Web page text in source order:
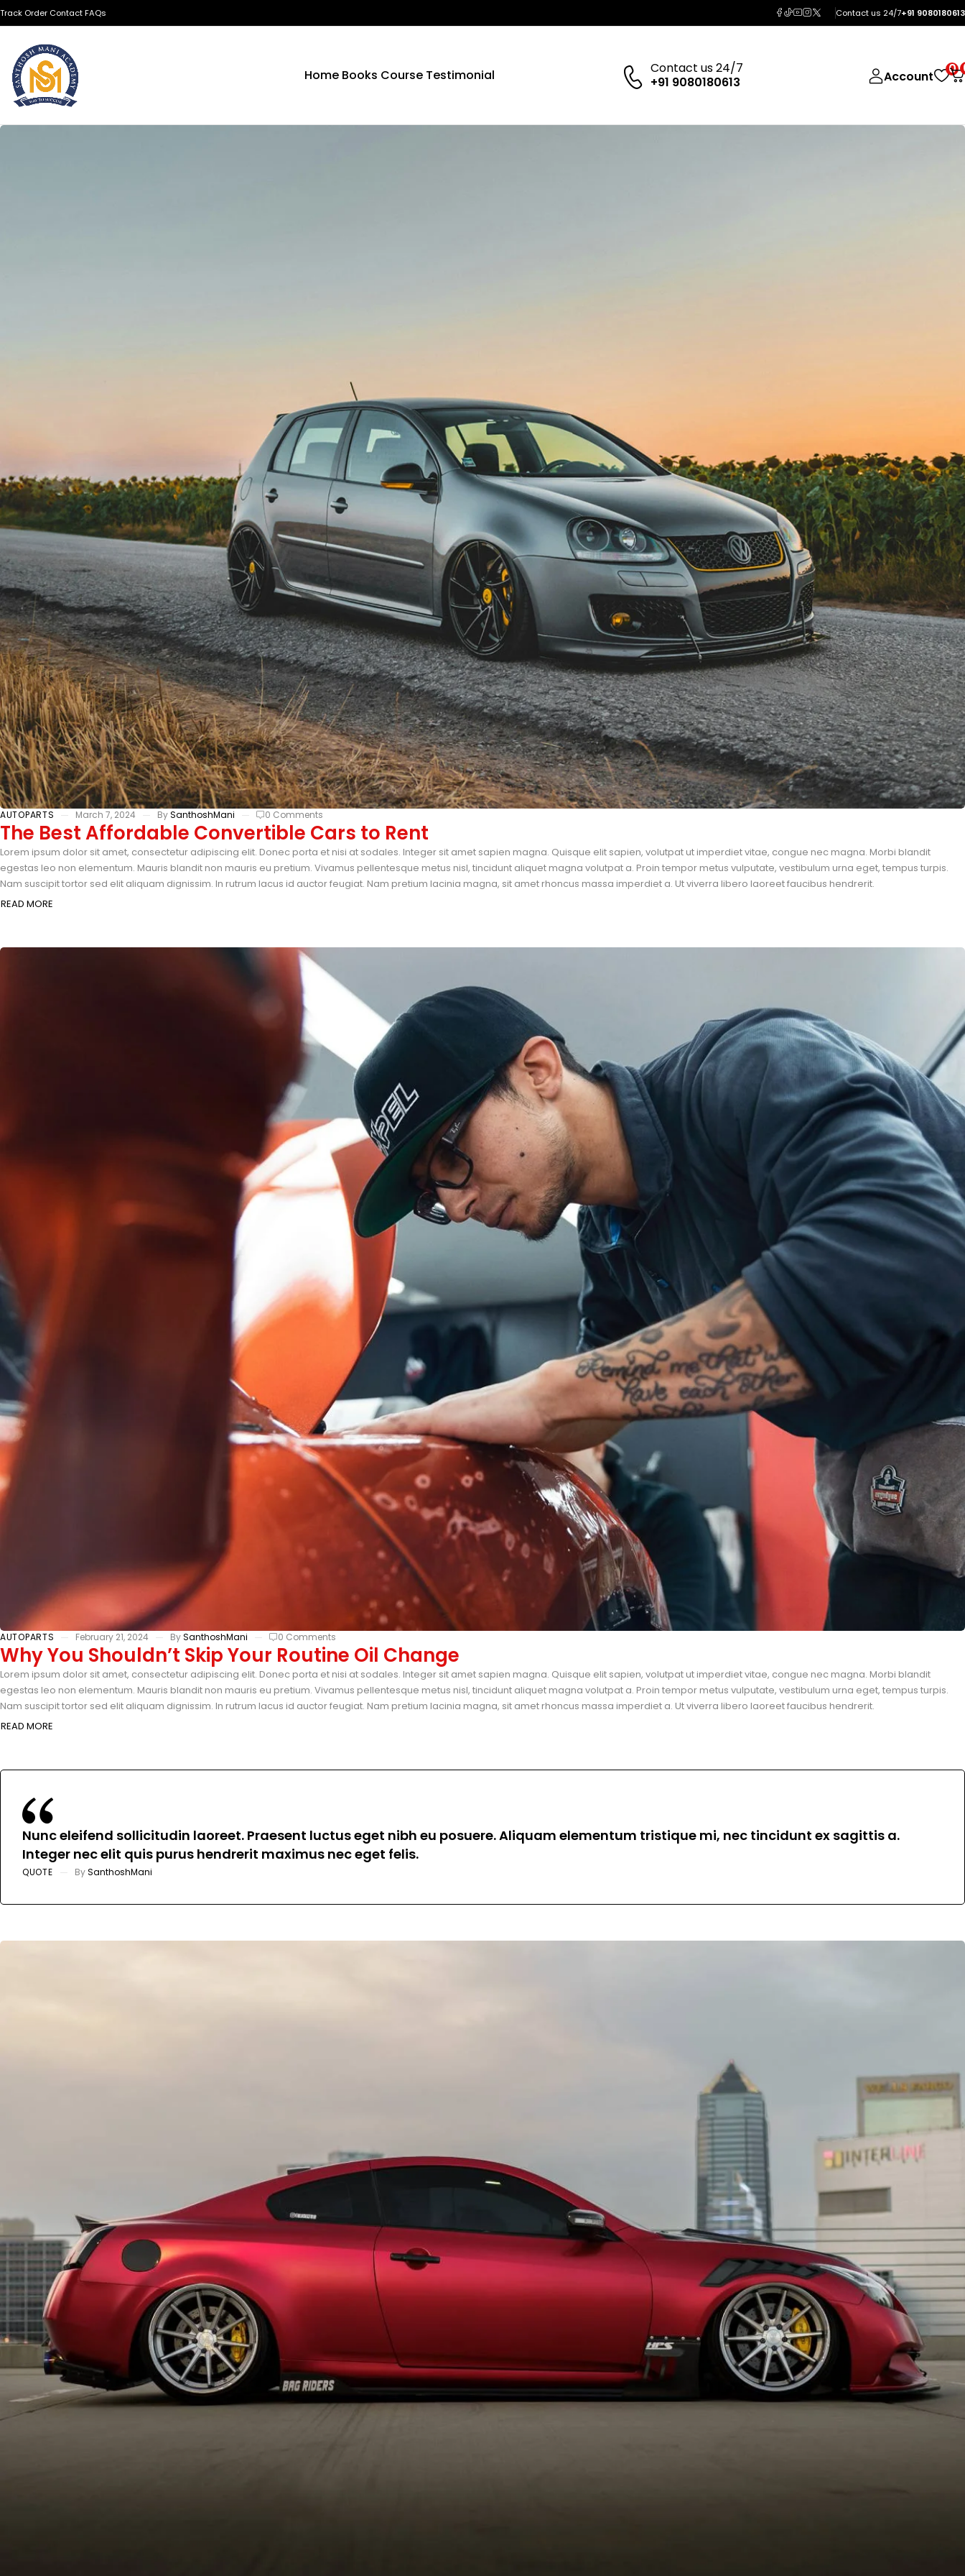
Track Order ContactFAQs Contact us 24/7+91 9080180613
Home Books Course Testimonial
Contact us 24/7
+91 9080180613
Account 0
AUTOPARTS March 7, 2024 BySanthoshMani 0 Comments
The Best Affordable Convertible Cars to Rent
Lorem ipsum dolor sit amet, consectetur adipiscing elit. Donec porta et nisi at sodales. Integer sit amet sapien magna. Quisque elit sapien, volutpat ut imperdiet vitae, congue nec magna. Morbi blandit
egestas leo non elementum. Mauris blandit non mauris eu pretium. Vivamus pellentesque metus nisl, tincidunt aliquet magna volutpat a. Proin tempor metus vulputate, vestibulum urna eget, tempus turpis.
Nam suscipit tortor sed elit aliquam dignissim. In rutrum lacus id auctor feugiat. Nam pretium lacinia magna, sit amet rhoncus massa imperdiet a. Ut viverra libero laoreet faucibus hendrerit.
READ MORE
AUTOPARTS February 21, 2024 BySanthoshMani 0 Comments
Why You Shouldn’t Skip Your Routine Oil Change
Lorem ipsum dolor sit amet, consectetur adipiscing elit. Donec porta et nisi at sodales. Integer sit amet sapien magna. Quisque elit sapien, volutpat ut imperdiet vitae, congue nec magna. Morbi blandit
egestas leo non elementum. Mauris blandit non mauris eu pretium. Vivamus pellentesque metus nisl, tincidunt aliquet magna volutpat a. Proin tempor metus vulputate, vestibulum urna eget, tempus turpis.
Nam suscipit tortor sed elit aliquam dignissim. In rutrum lacus id auctor feugiat. Nam pretium lacinia magna, sit amet rhoncus massa imperdiet a. Ut viverra libero laoreet faucibus hendrerit.
READ MORE
Nunc eleifend sollicitudin laoreet. Praesent luctus eget nibh eu posuere. Aliquam elementum tristique mi, nec tincidunt ex sagittis a.
Integer nec elit quis purus hendrerit maximus nec eget felis.
QUOTE By SanthoshMani